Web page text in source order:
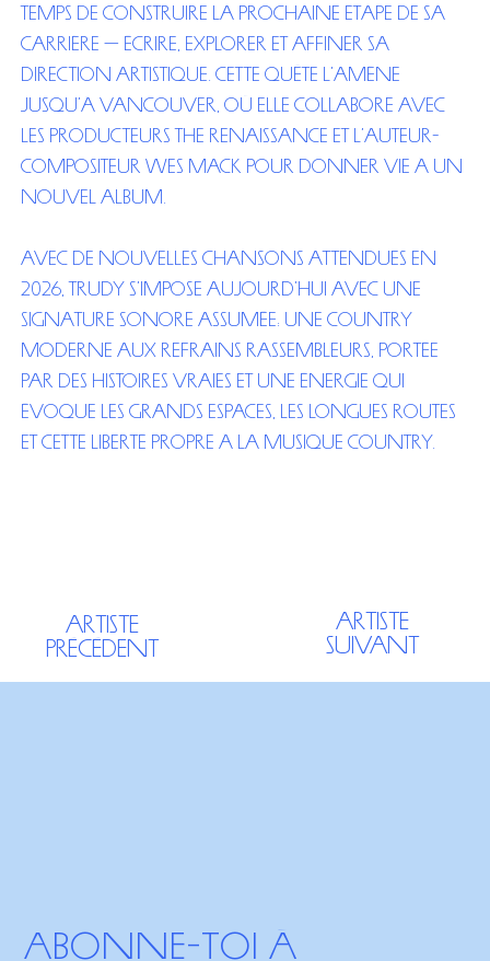
Artiste
précédent
Artiste
Suivant
temps de construire la prochaine étape de sa
carrière — écrire, explorer et affiner sa
direction artistique. Cette quête l’amène
jusqu’à Vancouver, où elle collabore avec
les producteurs The Renaissance et l’auteur-
compositeur Wes Mack pour donner vie à un
nouvel album.
Avec de nouvelles chansons attendues en
2026, Trudy s’impose aujourd’hui avec une
signature sonore assumée: une country
moderne aux refrains rassembleurs, portée
par des histoires vraies et une énergie qui
évoque les grands espaces, les longues routes
et cette liberté propre à la musique country.
Abonne-toi à